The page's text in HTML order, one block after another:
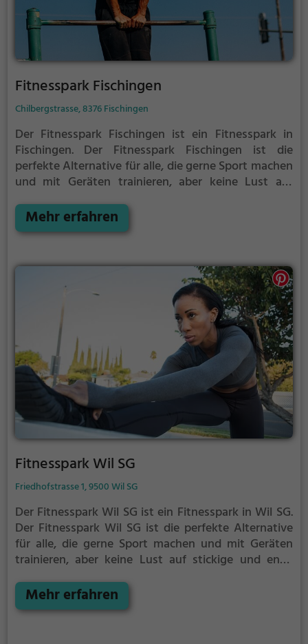
Fitnesspark Fischingen
Chilbergstrasse, 8376 Fischingen
Der Fitnesspark Fischingen ist ein Fitnesspark in
Fischingen. Der Fitnesspark Fischingen ist die
perfekte Alternative für alle, die gerne Sport machen
und mit Geräten trainieren, aber keine Lust auf
Mehr erfahren
Fitnesspark Wil SG
Friedhofstrasse 1, 9500 Wil SG
Der Fitnesspark Wil SG ist ein Fitnesspark in Wil SG.
Der Fitnesspark Wil SG ist die perfekte Alternative
für alle, die gerne Sport machen und mit Geräten
trainieren, aber keine Lust auf stickige und enge
Mehr erfahren